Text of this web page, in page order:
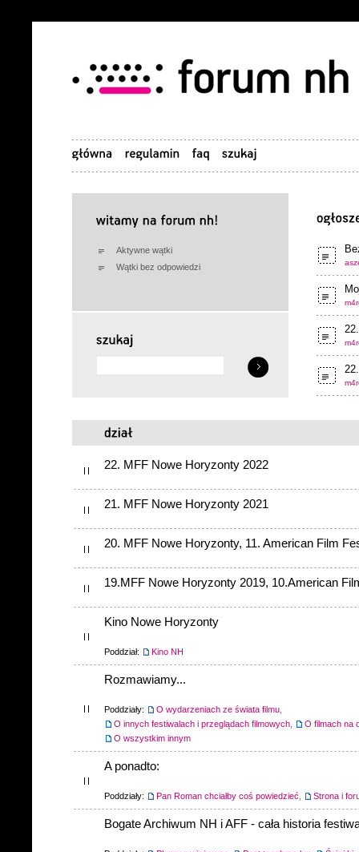
Aktywne wątki
Wątki bez odpowiedzi
22. MFF Nowe Horyzonty 2022
21. MFF Nowe Horyzonty 2021
20. MFF Nowe Horyzonty, 11. American Film
19.MFF Nowe Horyzonty 2019, 10.American
Kino Nowe Horyzonty
Poddział: Kino NH
Rozmawiamy...
Poddziały: O wydarzeniach ze świata filmu
O innych festiwalach i przeglądach filmowych
O filmach na
O wszystkim innym
A ponadto:
Poddziały: Pan Roman chciałby coś powiedzieć Strona i
Bogate Archiwum NH i AFF - cała historia